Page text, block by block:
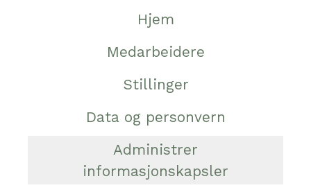
Hjem
Medarbeidere
Stillinger
Data og personvern
Administrer
informasjonskapsler